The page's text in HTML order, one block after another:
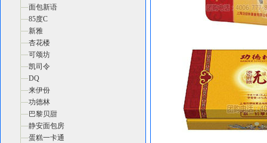
面包新语
85度C
新雅
杏花楼
可颂坊
凯司令
DQ
来伊份
功德林
巴黎贝甜
静安面包房
蛋糕一卡通